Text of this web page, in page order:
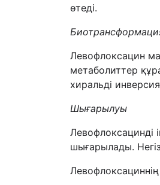
өтеді.
Левофлоксацин
метаболиттер
хиральді
Шығарылуы
Левофлоксацинді
шығарылады.